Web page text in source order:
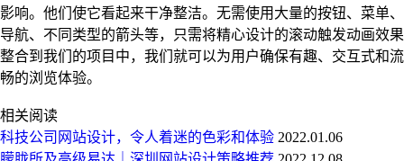
影响。他们使它看起来干净整洁。无需使用大量的按钮、菜单、
导航、不同类型的箭头等，只需将精心设计的滚动触发动画效果
整合到我们的项目中，我们就可以为用户确保有趣、交互式和流
畅的浏览体验。
相关阅读
科技公司网站设计，令人着迷的色彩和体验 2022.01.06